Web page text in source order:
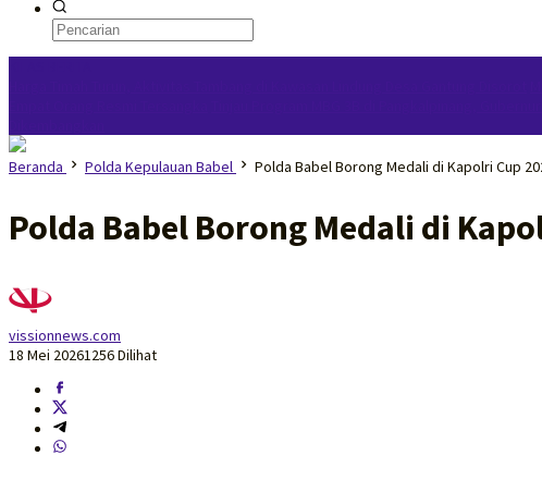
Beranda Polda Kepulauan Babel Polda Babel Borong Medali di Kapolri Cup
Polda Babel Borong Medali di
vissionnews.com
18 Mei 20261256 Dilihat